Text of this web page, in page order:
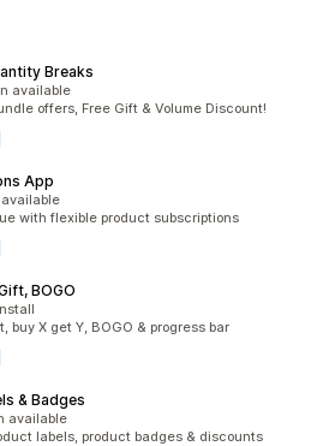
Breaks
available
offers, Free Gift & Volume Discount!
App
with flexible product subscriptions
BOGO
buy X get Y, BOGO & progress bar
& Badges
available
labels, product badges & discounts